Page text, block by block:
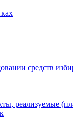
средств
реализуемые